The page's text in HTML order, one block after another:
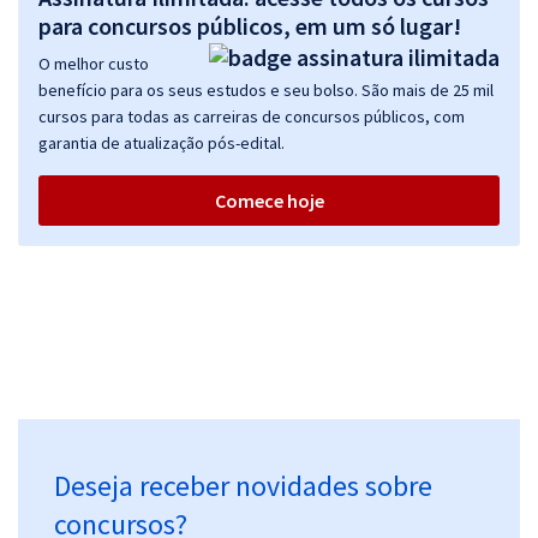
Comprar
DPU - Defensoria Pública da União - Técnico em Assuntos
Educacionais
à vista
33,33
Economize R$ 100,00 (-20%)
Economize R$ 103,98 (-20%)
para concursos públicos, em um só lugar!
O melhor custo
benefício para os seus estudos e seu bolso. São mais de 25 mil
cursos para todas as carreiras de concursos públicos, com
garantia de atualização pós-edital.
Comece hoje
Deseja receber novidades sobre
concursos?